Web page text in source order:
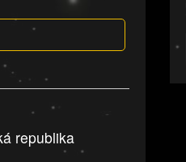
republika